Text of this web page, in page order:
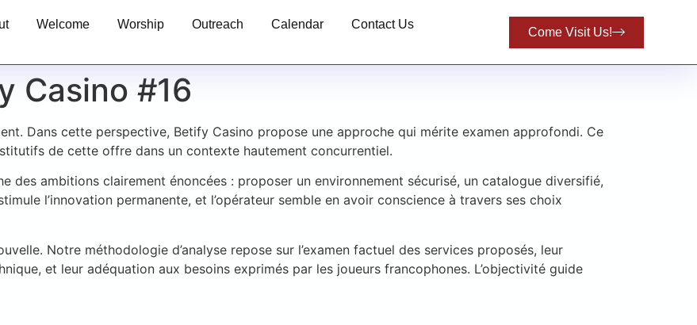
Welcome Worship Outreach Calendar Contact Us
Come Visit Us!
Casino #16
Dans cette perspective, Betify Casino propose une approche qui mérite examen approfondi. Ce
de cette offre dans un contexte hautement concurrentiel.
des ambitions clairement énoncées : proposer un environnement sécurisé, un catalogue diversifié,
l’innovation permanente, et l’opérateur semble en avoir conscience à travers ses choix
Notre méthodologie d’analyse repose sur l’examen factuel des services proposés, leur
et leur adéquation aux besoins exprimés par les joueurs francophones. L’objectivité guide